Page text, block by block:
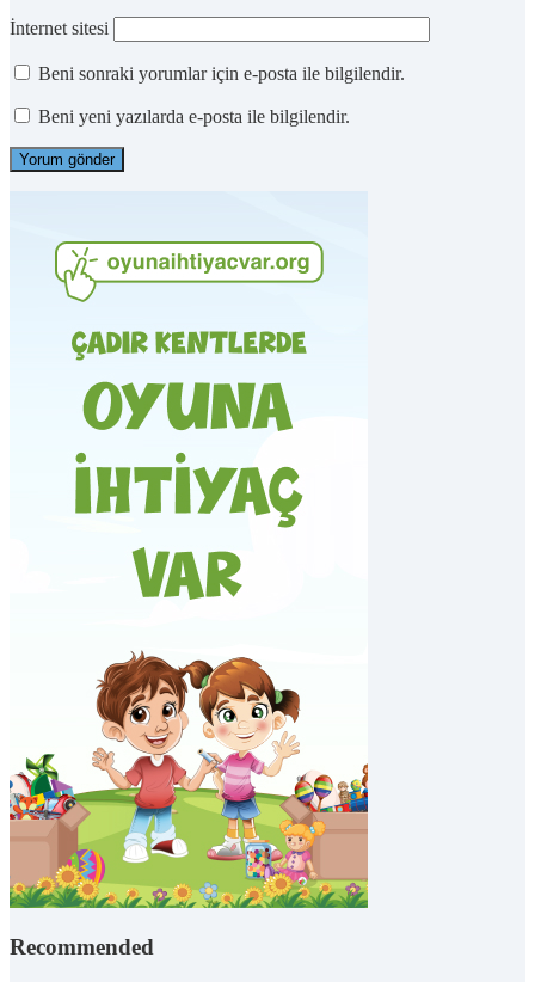
İnternet sitesi
Beni sonraki yorumlar için e-posta ile bilgilendir.
Beni yeni yazılarda e-posta ile bilgilendir.
Recommended